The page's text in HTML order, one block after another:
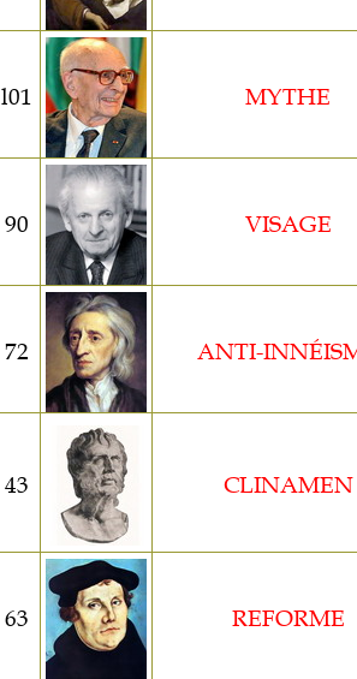
l01 MYTHE
90 VISAGE
72 ANTI-
43 CLINAMEN
63 REFORME